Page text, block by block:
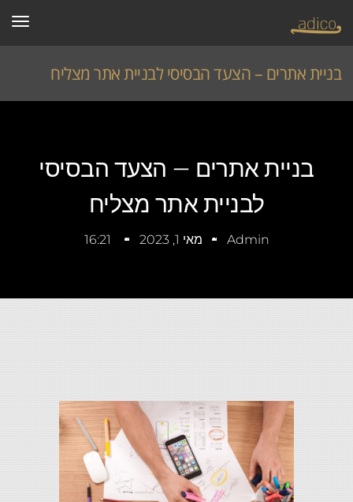
בניית אתרים – הצעד הבסיסי לבניית אתר מצליח
בניית אתרים – הצעד הבסיסי
לבניית אתר מצליח
Admin מאי 1, 2023 16:21